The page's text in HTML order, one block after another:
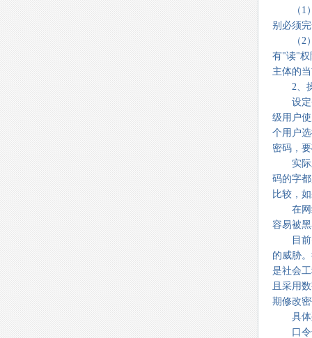
（1）
别必须
（2）
有"读"权
主体的
2、操
设定登
级用户
个用户
密码，
实际上
码的字
比较，
在网络
容易被
目前密
的威胁
是社会
且采用
期修改
具体列
口令长